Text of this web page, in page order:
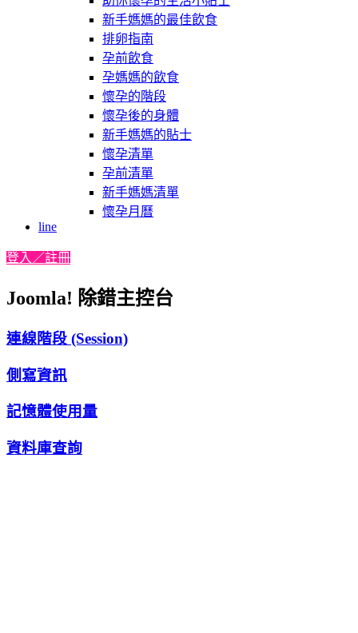
新手媽媽的最佳飲食
排卵指南
孕前飲食
孕媽媽的飲食
懷孕的階段
懷孕後的身體
新手媽媽的貼士
懷孕清單
孕前清單
新手媽媽清單
懷孕月曆
line
登入／註冊
Joomla! 除錯主控台
連線階段 (Session)
側寫資訊
記憶體使用量
資料庫查詢